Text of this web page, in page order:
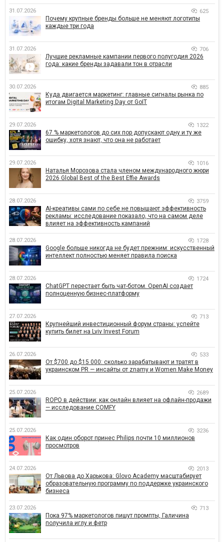
31.07.2026 625
Почему крупные бренды больше не меняют логотипы
каждые три года
31.07.2026 706
Лучшие рекламные кампании первого полугодия 2026
года: какие бренды задавали тон в отрасли
30.07.2026 885
Куда двигается маркетинг: главные сигналы рынка по
итогам Digital Marketing Day от GoIT
29.07.2026 1322
67 % маркетологов до сих пор допускают одну и ту же
ошибку, хотя знают, что она не работает
29.07.2026 1016
Наталья Морозова стала членом международного жюри
2026 Global Best of the Best Effie Awards
28.07.2026 3759
AI-креативы сами по себе не повышают эффективность
рекламы: исследование показало, что на самом деле
влияет на эффективность кампаний
28.07.2026 1728
Google больше никогда не будет прежним: искусственный
интеллект полностью меняет правила поиска
28.07.2026 1724
ChatGPT перестает быть чат-ботом. OpenAI создает
полноценную бизнес-платформу
27.07.2026 713
Крупнейший инвестиционный форум страны: успейте
купить билет на Lviv Invest Forum
26.07.2026 533
От $700 до $15 000: сколько зарабатывают и тратят в
украинском PR — инсайты от znamy и Women Make Money
25.07.2026 2689
ROPO в действии: как онлайн влияет на офлайн-продажи
— исследование COMFY
25.07.2026 3236
Как один оборот принес Philips почти 10 миллионов
просмотров
24.07.2026 2013
От Львова до Харькова: Glovo Academy масштабирует
образовательную программу по поддержке украинского
бизнеса
23.07.2026 713
Пока 97% маркетологов пишут промпты, Галичина
получила иглу и фетр